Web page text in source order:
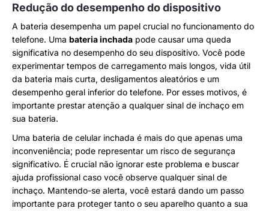
Redução do desempenho do dispositivo
A bateria desempenha um papel crucial no funcionamento do
telefone. Uma bateria inchada pode causar uma queda
significativa no desempenho do seu dispositivo. Você pode
experimentar tempos de carregamento mais longos, vida útil
da bateria mais curta, desligamentos aleatórios e um
desempenho geral inferior do telefone. Por esses motivos, é
importante prestar atenção a qualquer sinal de inchaço em
sua bateria.
Uma bateria de celular inchada é mais do que apenas uma
inconveniência; pode representar um risco de segurança
significativo. É crucial não ignorar este problema e buscar
ajuda profissional caso você observe qualquer sinal de
inchaço. Mantendo-se alerta, você estará dando um passo
importante para proteger tanto o seu aparelho quanto a sua